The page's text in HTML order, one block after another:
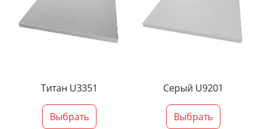
Титан U3351
Выбрать
Серый U9201
Выбрать